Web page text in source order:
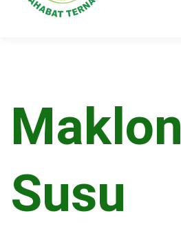
Maklon
Susu